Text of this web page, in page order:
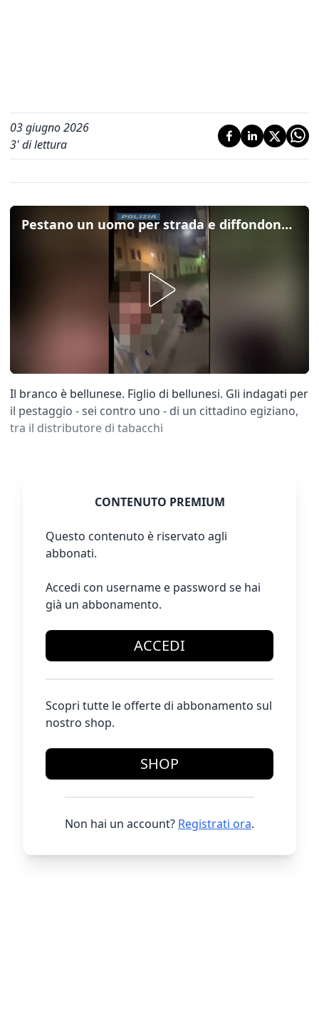
03 giugno 2026
3' di lettura
Pestano un uomo per strada e diffondono il video su Whatsapp: ecco le immagini dell'aggressione
Il branco è bellunese. Figlio di bellunesi. Gli indagati per
il pestaggio - sei contro uno - di un cittadino egiziano,
tra il distributore di tabacchi
CONTENUTO PREMIUM
Questo contenuto è riservato agli
abbonati.
Accedi con username e password se hai
già un abbonamento.
ACCEDI
Scopri tutte le offerte di abbonamento sul
nostro shop.
SHOP
Non hai un account? Registrati ora.